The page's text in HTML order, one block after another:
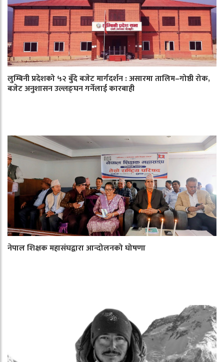
लुम्बिनी प्रदेशको ५२ बुँदे बजेट मार्गदर्शन : असारमा तालिम–गोष्ठी रोक,
बजेट अनुशासन उल्लङ्घन गर्नेलाई कारबाही
नेपाल शिक्षक महासंघद्वारा आन्दोलनको घोषणा